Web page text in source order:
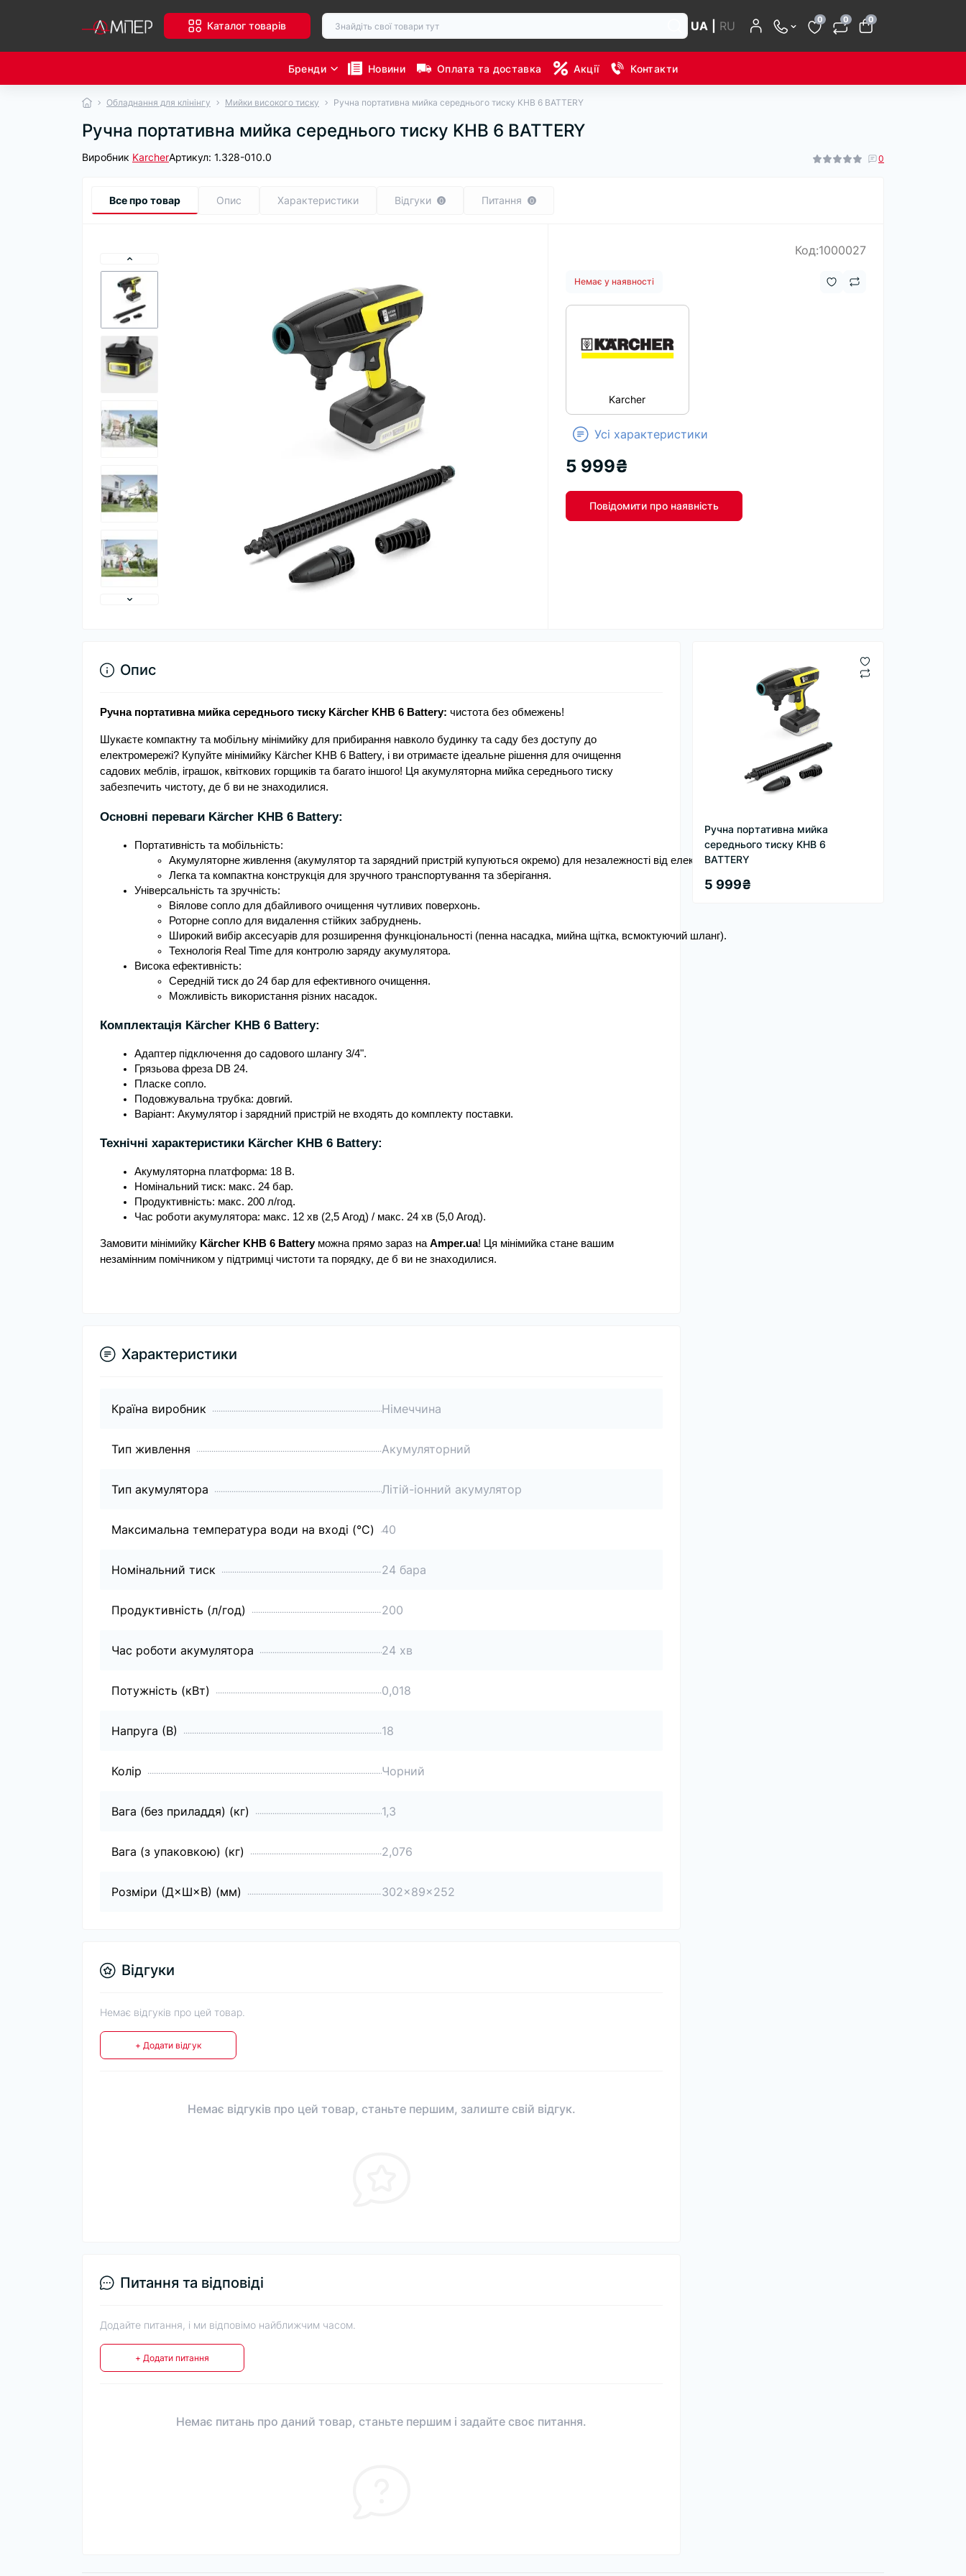
Каталог товарів UA RU 0 0 0
Бренди Новини Оплата та доставка Акції Контакти
Обладнання для клінінгу Мийки високого тиску Ручна портативна мийка середнього тиску KHB 6 BATTERY
Ручна портативна мийка середнього тиску KHB 6 BATTERY
Виробник KarcherАртикул: 1.328-010.0 0
Все про товар Опис Характеристики Відгуки 0 Питання 0
Код:1000027
Немає у наявності
Karcher
Усі характеристики
5 999₴
Повідомити про наявність
Ручна портативна мийка
середнього тиску KHB 6
BATTERY
5 999₴
Опис
Ручна портативна мийка середнього тиску Kärcher KHB 6 Battery: чистота без обмежень!
Шукаєте компактну та мобільну мінімийку для прибирання навколо будинку та саду без доступу до
електромережі? Купуйте мінімийку Kärcher KHB 6 Battery, і ви отримаєте ідеальне рішення для очищення
садових меблів, іграшок, квіткових горщиків та багато іншого! Ця акумуляторна мийка середнього тиску
забезпечить чистоту, де б ви не знаходилися.
Основні переваги Kärcher KHB 6 Battery:
Портативність та мобільність:
Акумуляторне живлення (акумулятор та зарядний пристрій купуються окремо) для незалежності від електромережі.
Легка та компактна конструкція для зручного транспортування та зберігання.
Універсальність та зручність:
Віялове сопло для дбайливого очищення чутливих поверхонь.
Роторне сопло для видалення стійких забруднень.
Широкий вибір аксесуарів для розширення функціональності (пенна насадка, мийна щітка, всмоктуючий шланг).
Технологія Real Time для контролю заряду акумулятора.
Висока ефективність:
Середній тиск до 24 бар для ефективного очищення.
Можливість використання різних насадок.
Комплектація Kärcher KHB 6 Battery:
Адаптер підключення до садового шлангу 3/4".
Грязьова фреза DB 24.
Пласке сопло.
Подовжувальна трубка: довгий.
Варіант: Акумулятор і зарядний пристрій не входять до комплекту поставки.
Технічні характеристики Kärcher KHB 6 Battery:
Акумуляторна платформа: 18 В.
Номінальний тиск: макс. 24 бар.
Продуктивність: макс. 200 л/год.
Час роботи акумулятора: макс. 12 хв (2,5 Агод) / макс. 24 хв (5,0 Агод).
Замовити мінімийку Kärcher KHB 6 Batteryможна прямо зараз на Amper.ua! Ця мінімийка стане вашим
незамінним помічником у підтримці чистоти та порядку, де б ви не знаходилися.
Характеристики
Країна виробник Німеччина
Тип живлення Акумуляторний
Тип акумулятора Літій-іонний акумулятор
Максимальна температура води на вході (°C) 40
Номінальний тиск 24 бара
Продуктивність (л/год) 200
Час роботи акумулятора 24 хв
Потужність (кВт) 0,018
Напруга (В) 18
Колір Чорний
Вага (без приладдя) (кг) 1,3
Вага (з упаковкою) (кг) 2,076
Розміри (Д×Ш×В) (мм) 302x89x252
Відгуки
Немає відгуків про цей товар.
+ Додати відгук
Немає відгуків про цей товар, станьте першим, залиште свій відгук.
Питання та відповіді
Додайте питання, і ми відповімо найближчим часом.
+ Додати питання
Немає питань про даний товар, станьте першим і задайте своє питання.